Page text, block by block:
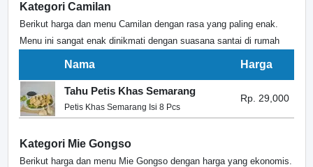
Kategori Camilan
Berikut harga dan menu Camilan dengan rasa yang paling enak.
Menu ini sangat enak dinikmati dengan suasana santai di rumah
Nama Harga
Tahu Petis Khas Semarang
Petis Khas Semarang Isi 8 Pcs
Rp. 29,000
Kategori Mie Gongso
Berikut harga dan menu Mie Gongso dengan harga yang ekonomis.